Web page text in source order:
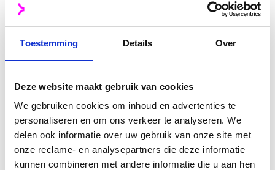
Toestemming Details Over
Deze website maakt gebruik van cookies
We gebruiken cookies om inhoud en advertenties te
personaliseren en om ons verkeer te analyseren. We
delen ook informatie over uw gebruik van onze site met
onze reclame- en analysepartners die deze informatie
kunnen combineren met andere informatie die u aan hen
Het prototypen van de
businesscase
Hoewel de vraag vanuit de markt voor de
hand ligt, moeten we wel leren hoe snel de